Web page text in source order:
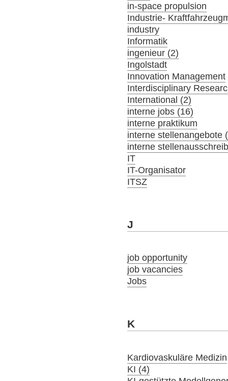
in-space propulsion
Industrie-
industry
Informatik
ingenieur (2)
Ingolstadt
Innovation Management
Interdisciplinary
International (2)
interne jobs (16)
interne praktikum
interne stellenangebote
interne
IT
IT-Organisator
ITSZ
J
job opportunity
job vacancies
Jobs
K
Kardiovaskuläre Medizin
KI (4)